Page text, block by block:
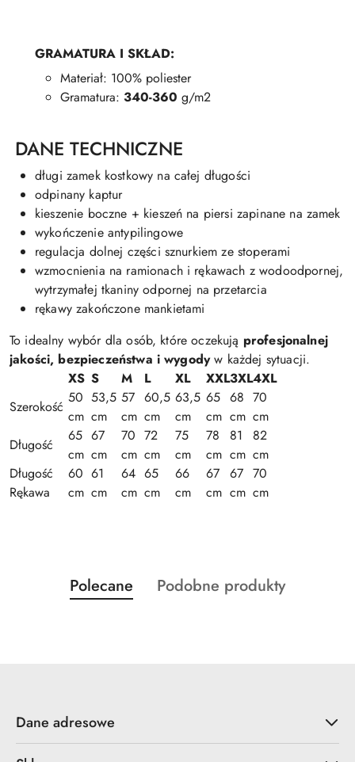
GRAMATURA I SKŁAD:
Materiał: 100% poliester
Gramatura: 340-360 g/m2
DANE TECHNICZNE
długi zamek kostkowy na całej długości
odpinany kaptur
kieszenie boczne + kieszeń na piersi zapinane na zamek
wykończenie antypilingowe
regulacja dolnej części sznurkiem ze stoperami
wzmocnienia na ramionach i rękawach z wodoodpornej,
wytrzymałej tkaniny odpornej na przetarcia
rękawy zakończone mankietami
To idealny wybór dla osób, które oczekują profesjonalnej
jakości, bezpieczeństwa i wygodyw każdej sytuacji.
XS S M L XL XXL3XL4XL
Szerokość
50
cm
53,5
cm
57
cm
60,5
cm
63,5
cm
65
cm
68
cm
70
cm
Długość
65
cm
67
cm
70
cm
72
cm
75
cm
78
cm
81
cm
82
cm
Długość
Rękawa
60
cm
61
cm
64
cm
65
cm
66
cm
67
cm
67
cm
70
cm
Pomiń karuzelę produktów
Produkty
o
Polecane
Produkty
Podobne produkty
Dane adresowe